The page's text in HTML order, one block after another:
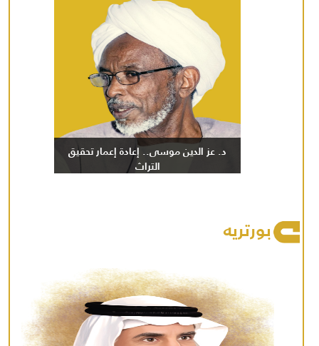
د. عز الدين موسى.. إعادة إعمار تحقيق
التراث
بورتريه